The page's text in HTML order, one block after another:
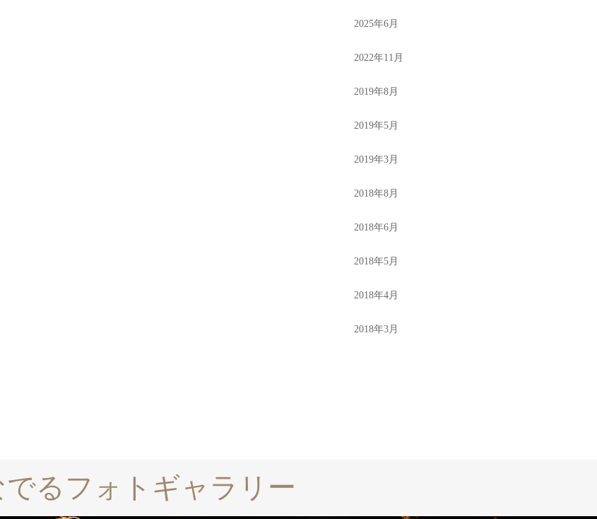
2025年6月
2022年11月
2019年8月
2019年5月
2019年3月
2018年8月
2018年6月
2018年5月
2018年4月
2018年3月
でるフォトギャラリー